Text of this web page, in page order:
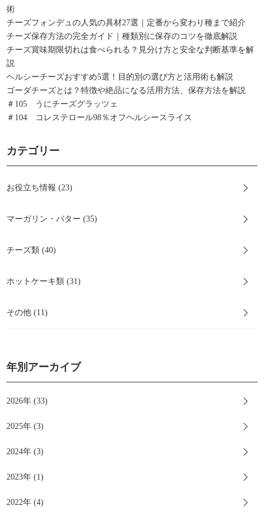
術
チーズフォンデュの人気の具材27選｜定番から変わり種まで紹介
チーズ保存方法の完全ガイド｜種類別に保存のコツを徹底解説
チーズ賞味期限切れは食べられる？見分け方と安全な判断基準を解
説
ヘルシーチーズおすすめ5選！目的別の選び方と活用術も解説
ゴーダチーズとは？特徴や絶品になる活用方法、保存方法を解説
＃105 うにチーズグラッツェ
＃104 コレステロール98％オフヘルシースライス
カテゴリー
お役立ち情報 (23)
マーガリン・バター (35)
チーズ類 (40)
ホットケーキ類 (31)
その他 (11)
年別アーカイブ
2026年 (33)
2025年 (3)
2024年 (3)
2023年 (1)
2022年 (4)